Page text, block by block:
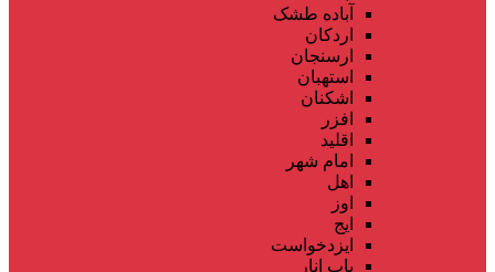
آباده طشک
اردکان
ارسنجان
استهبان
اشکنان
افزر
اقلید
امام شهر
اهل
اوز
ایج
ایزدخواست
باب انار